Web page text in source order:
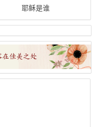
耶稣是谁